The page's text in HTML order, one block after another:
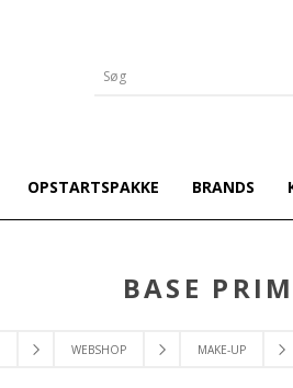
OPSTARTSPAKKE BRANDS
WEBSHOP MAKE-UP
BASE